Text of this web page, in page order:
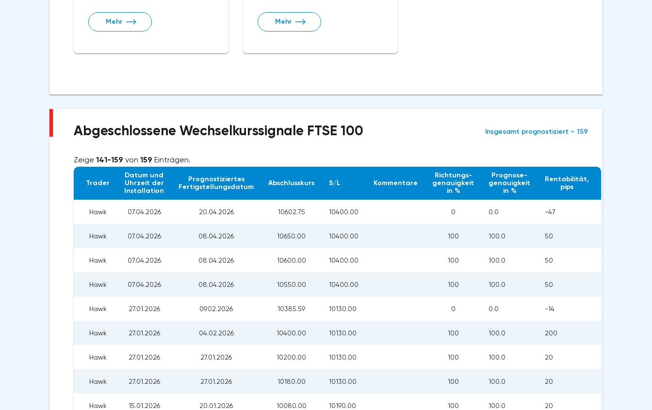
Mehr Mehr
Abgeschlossene Wechselkurssignale FTSE 100 Insgesamt prognostiziert – 159
Zeige 141-159 von 159 Einträgen.
Trader
Datum und
Uhrzeit der
Installation
Prognostiziertes
Fertigstellungsdatum
Abschlusskurs S/L Kommentare
Richtungs-
genauigkeit
in %
Prognose-
genauigkeit
in %
Rentabilität,
pips
Hawk 07.04.2026 20.04.2026 10602.75 10400.00 0 0.0 -47
Hawk 07.04.2026 08.04.2026 10650.00 10400.00 100 100.0 50
Hawk 07.04.2026 08.04.2026 10600.00 10400.00 100 100.0 50
Hawk 07.04.2026 08.04.2026 10550.00 10400.00 100 100.0 50
Hawk 27.01.2026 09.02.2026 10385.59 10130.00 0 0.0 -14
Hawk 27.01.2026 04.02.2026 10400.00 10130.00 100 100.0 200
Hawk 27.01.2026 27.01.2026 10200.00 10130.00 100 100.0 20
Hawk 27.01.2026 27.01.2026 10180.00 10130.00 100 100.0 20
Hawk 15.01.2026 20.01.2026 10080.00 10190.00 100 100.0 20